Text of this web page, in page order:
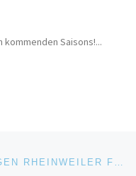
Saisons!...
VORBEREITUNGSSPIEL GEGEN RHEINWEILER FÄLLT AUS